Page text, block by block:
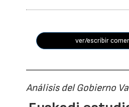
ver/escribir
Análisis del Gobierno